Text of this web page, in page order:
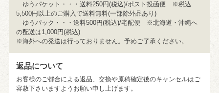
ゆうパケット・・・送料250円(税込)/ポスト投函便 ※税込
5,500円以上のご購入で送料無料(一部除外品あり)
ゆうパック・・・送料500円(税込)/宅配便 ※北海道・沖縄へ
の配送は1,000円(税込)
※海外への発送は行っておりません。予めご了承ください。
返品について
お客様のご都合による返品、交換や原稿確定後のキャンセルはご
容赦下さいますようお願い申し上げます。